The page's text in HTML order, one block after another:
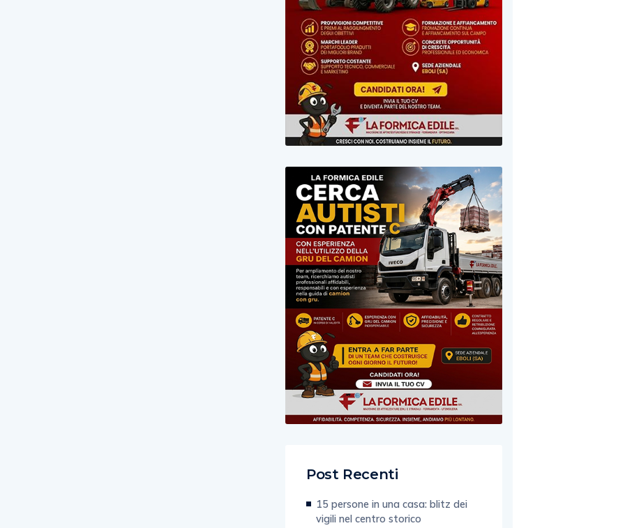
Post Recenti
15 persone in una casa: blitz dei
vigili nel centro storico